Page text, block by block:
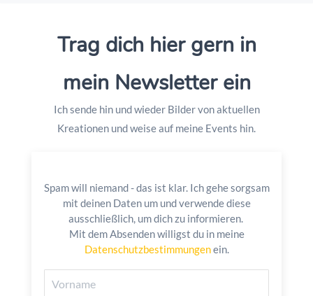
Trag dich hier gern in
mein Newsletter ein
Ich sende hin und wieder Bilder von aktuellen
Kreationen und weise auf meine Events hin.
Spam will niemand - das ist klar. Ich gehe sorgsam
mit deinen Daten um und verwende diese
ausschließlich, um dich zu informieren.
Mit dem Absenden willigst du in meine
Datenschutzbestimmungenein.
Vorname
Nachname
E-Mail